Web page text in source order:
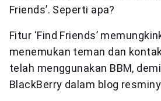
Friends’. Seperti apa?
Fitur ‘Find Friends’
menemukan teman dan
telah menggunakan BBM,
BlackBerry dalam blog